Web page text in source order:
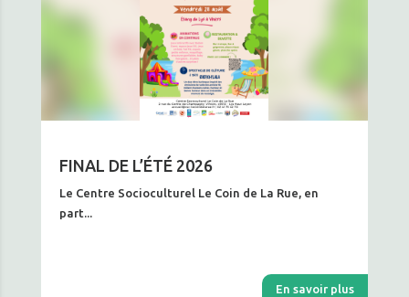
FINAL DE L’ÉTÉ 2026
Le Centre Socioculturel Le Coin de La Rue, en
part...
En savoir plus